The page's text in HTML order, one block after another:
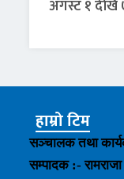
अगस्ट १ देखि
हाम्रो टिम
सञ्चालक तथा
सम्पादक :-